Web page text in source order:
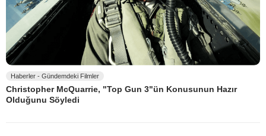
Haberler - Gündemdeki Filmler
Christopher McQuarrie, "Top Gun 3"ün Konusunun Hazır
Olduğunu Söyledi